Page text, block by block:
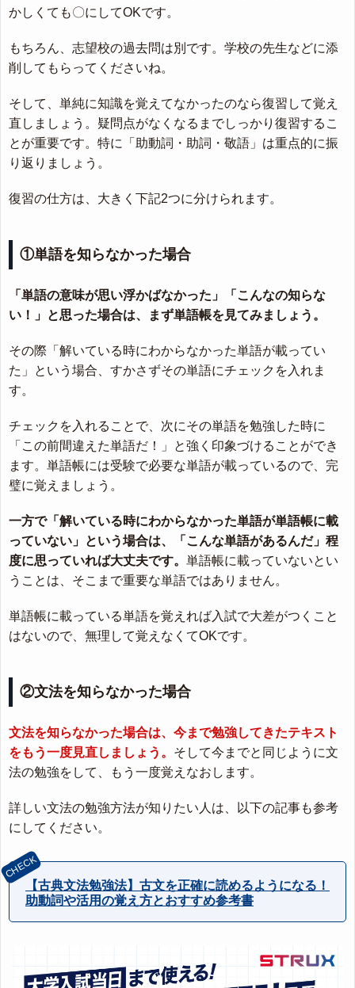
かしくても〇にしてOKです。
もちろん、志望校の過去問は別です。学校の先生などに添
削してもらってくださいね。
そして、単純に知識を覚えてなかったのなら復習して覚え
直しましょう。疑問点がなくなるまでしっかり復習するこ
とが重要です。特に「助動詞・助詞・敬語」は重点的に振
り返りましょう。
復習の仕方は、大きく下記2つに分けられます。
①単語を知らなかった場合
「単語の意味が思い浮かばなかった」「こんなの知らな
い！」と思った場合は、まず単語帳を見てみましょう。
その際「解いている時にわからなかった単語が載ってい
た」という場合、すかさずその単語にチェックを入れま
す。
チェックを入れることで、次にその単語を勉強した時に
「この前間違えた単語だ！」と強く印象づけることができ
ます。単語帳には受験で必要な単語が載っているので、完
璧に覚えましょう。
一方で「解いている時にわからなかった単語が単語帳に載
っていない」という場合は、「こんな単語があるんだ」程
度に思っていれば大丈夫です。 単語帳に載っていないとい
うことは、そこまで重要な単語ではありません。
単語帳に載っている単語を覚えれば入試で大差がつくこと
はないので、無理して覚えなくてOKです。
②文法を知らなかった場合
文法を知らなかった場合は、今まで勉強してきたテキスト
をもう一度見直しましょう。 そして今までと同じように文
法の勉強をして、もう一度覚えなおします。
詳しい文法の勉強方法が知りたい人は、以下の記事も参考
にしてください。
【古典文法勉強法】古文を正確に読めるようになる！
助動詞や活用の覚え方とおすすめ参考書